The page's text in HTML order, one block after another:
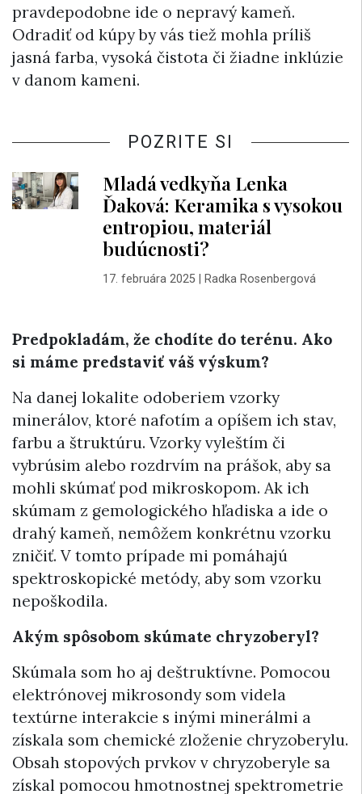
pravdepodobne ide o nepravý kameň.
Odradiť od kúpy by vás tiež mohla príliš
jasná farba, vysoká čistota či žiadne inklúzie
v danom kameni.
POZRITE SI
Mladá vedkyňa Lenka
Ďaková: Keramika s vysokou
entropiou, materiál
budúcnosti?
17. februára 2025| Radka Rosenbergová
Predpokladám, že chodíte do terénu. Ako
si máme predstaviť váš výskum?
Na danej lokalite odoberiem vzorky
minerálov, ktoré nafotím a opíšem ich stav,
farbu a štruktúru. Vzorky vyleštím či
vybrúsim alebo rozdrvím na prášok, aby sa
mohli skúmať pod mikroskopom. Ak ich
skúmam z gemologického hľadiska a ide o
drahý kameň, nemôžem konkrétnu vzorku
zničiť. V tomto prípade mi pomáhajú
spektroskopické metódy, aby som vzorku
nepoškodila.
Akým spôsobom skúmate chryzoberyl?
Skúmala som ho aj deštruktívne. Pomocou
elektrónovej mikrosondy som videla
textúrne interakcie s inými minerálmi a
získala som chemické zloženie chryzoberylu.
Obsah stopových prvkov v chryzoberyle sa
získal pomocou hmotnostnej spektrometrie